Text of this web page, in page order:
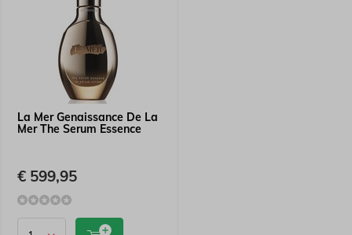
La Mer Genaissance De La
Mer The Serum Essence
€ 599,95